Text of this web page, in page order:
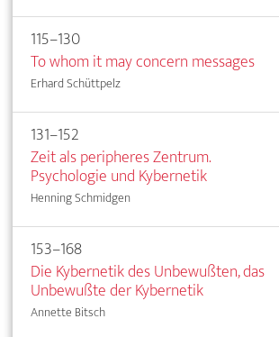
115–130
To whom it may concern messages
Erhard Schüttpelz
131–152
Zeit als peripheres Zentrum.
Psychologie und Kybernetik
Henning Schmidgen
153–168
Die Kybernetik des Unbewußten, das
Unbewußte der Kybernetik
Annette Bitsch